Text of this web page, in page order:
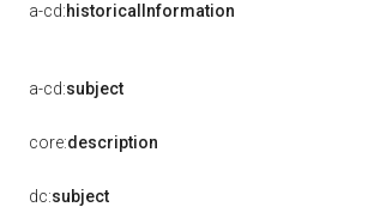
a-cd:historicalInformation
a-cd:subject
core:description
dc:subject